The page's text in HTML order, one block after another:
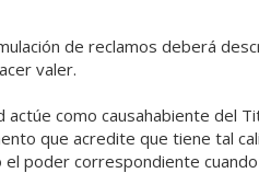
de reclamos deberá
valer.
actúe como causahabiente del
que acredite que tiene tal
el poder correspondiente